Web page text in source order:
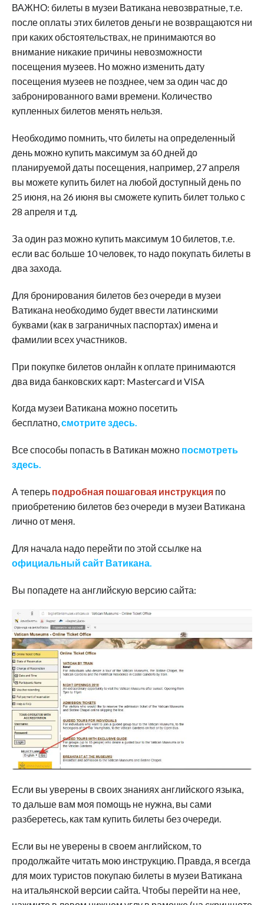
ВАЖНО: билеты в музеи Ватикана невозвратные, т.е.
после оплаты этих билетов деньги не возвращаются ни
при каких обстоятельствах, не принимаются во
внимание никакие причины невозможности
посещения музеев. Но можно изменить дату
посещения музеев не позднее, чем за один час до
забронированного вами времени. Количество
купленных билетов менять нельзя.
Необходимо помнить, что билеты на определенный
день можно купить максимум за 60 дней до
планируемой даты посещения, например, 27 апреля
вы можете купить билет на любой доступный день по
25 июня, на 26 июня вы сможете купить билет только с
28 апреля и т.д.
За один раз можно купить максимум 10 билетов, т.е.
если вас больше 10 человек, то надо покупать билеты в
два захода.
Для бронирования билетов без очереди в музеи
Ватикана необходимо будет ввести латинскими
буквами (как в заграничных паспортах) имена и
фамилии всех участников.
При покупке билетов онлайн к оплате принимаются
два вида банковских карт: Mastercard и VISA
Когда музеи Ватикана можно посетить
бесплатно,смотрите здесь.
Все способы попасть в Ватикан можно посмотреть
здесь.
А теперь подробная пошаговая инструкция по
приобретению билетов без очереди в музеи Ватикана
лично от меня.
Для начала надо перейти по этой ссылке на
официальный сайт Ватикана.
Вы попадете на английскую версию сайта:
Если вы уверены в своих знаниях английского языка,
то дальше вам моя помощь не нужна, вы сами
разберетесь, как там купить билеты без очереди.
Если вы не уверены в своем английском, то
продолжайте читать мою инструкцию. Правда, я всегда
для моих туристов покупаю билеты в музеи Ватикана
на итальянской версии сайта. Чтобы перейти на нее,